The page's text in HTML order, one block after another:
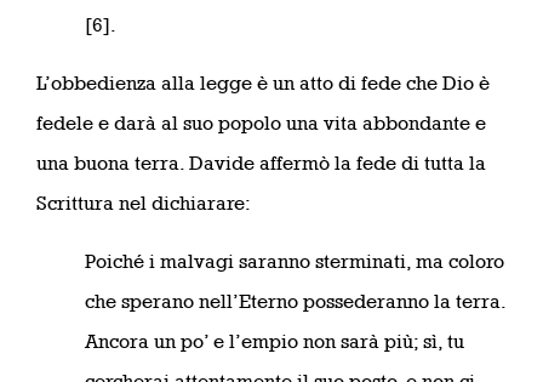
[6].
L’obbedienza alla legge è un atto di fede che Dio è
fedele e darà al suo popolo una vita abbondante e
una buona terra. Davide affermò la fede di tutta la
Scrittura nel dichiarare:
Poiché i malvagi saranno sterminati, ma coloro
che sperano nell’Eterno possederanno la terra.
Ancora un po’ e l’empio non sarà più; sì, tu